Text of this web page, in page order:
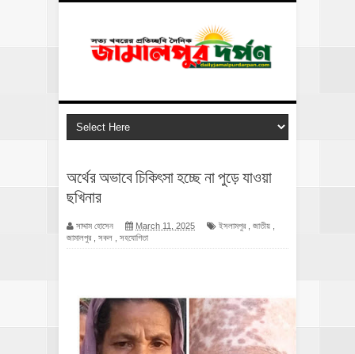
অর্থের অভাবে চিকিৎসা হচ্ছে না পুড়ে যাওয়া
ছখিনার
সাদ্দাম হোসেন March 11, 2025 ইসলামপুর জাতীয়
জামালপুর
সকল সহযোগিতা